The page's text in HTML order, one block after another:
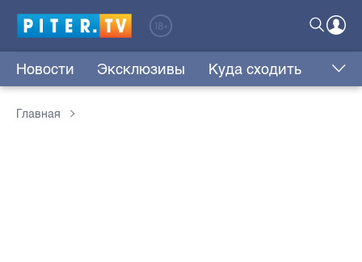
Новости Эксклюзивы Куда сходить
Главная